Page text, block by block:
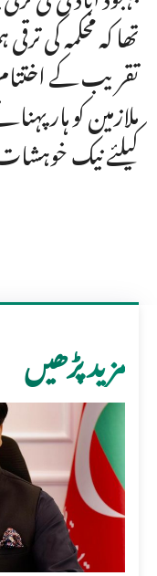
تھا کہ محکمہ کی
تقریب کے
ملازمین کو ہار
کیلئے نیک
مزید پڑھیں